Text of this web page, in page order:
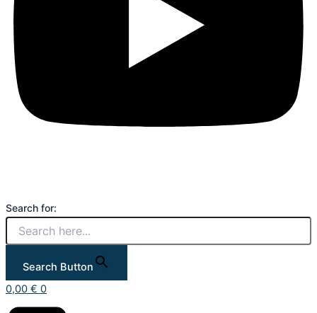
Search for:
Search Button
0,00 € 0